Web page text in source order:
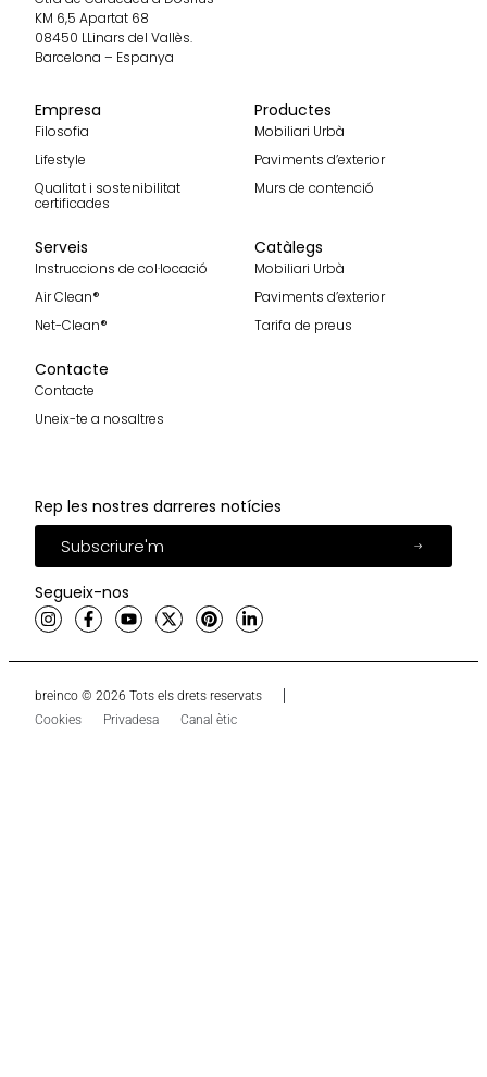
KM 6,5 Apartat 68
08450 LLinars del Vallès.
Barcelona – Espanya
Empresa
Filosofia
Lifestyle
Qualitat i sostenibilitat
certificades
Productes
Mobiliari Urbà
Paviments d’exterior
Murs de contenció
Serveis
Instruccions de col·locació
Air Clean®
Net-Clean®
Catàlegs
Mobiliari Urbà
Paviments d’exterior
Tarifa de preus
Contacte
Contacte
Uneix-te a nosaltres
Rep les nostres darreres notícies
Subscriure'm
Segueix-nos
breinco © 2026 Tots els drets reservats
Cookies
Privadesa Canal ètic